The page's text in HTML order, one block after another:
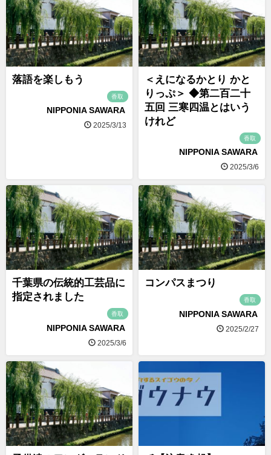
落語を楽しもう
香取
NIPPONIA SAWARA
2025/3/13
＜えになるかとり かと
りっぷ＞ ◆第二百二十
五回 三寒四温とはいう
けれど
香取
NIPPONIA SAWARA
2025/3/6
千葉県の伝統的工芸品に
指定されました
香取
NIPPONIA SAWARA
2025/3/6
コンパスまつり
香取
NIPPONIA SAWARA
2025/2/27